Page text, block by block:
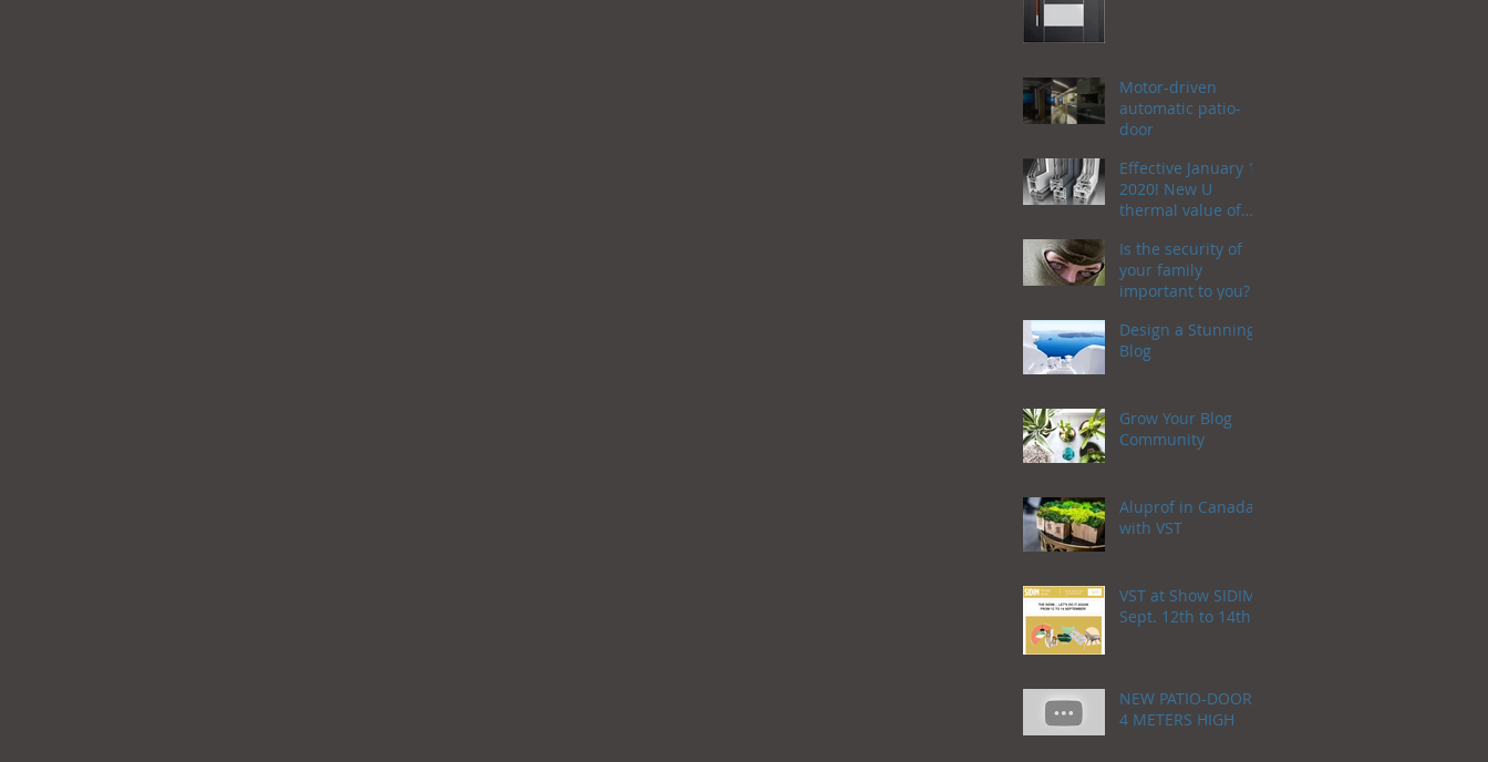
Motor-driven
automatic patio-
door
Effective January 1,
2020! New U
thermal value of
Is the security of
your family
important to you?
Design a Stunning
Blog
Grow Your Blog
Community
Aluprof in Canada
with VST
VST at Show SIDIM!
Sept. 12th to 14th
NEW PATIO-DOOR,
4 METERS HIGH